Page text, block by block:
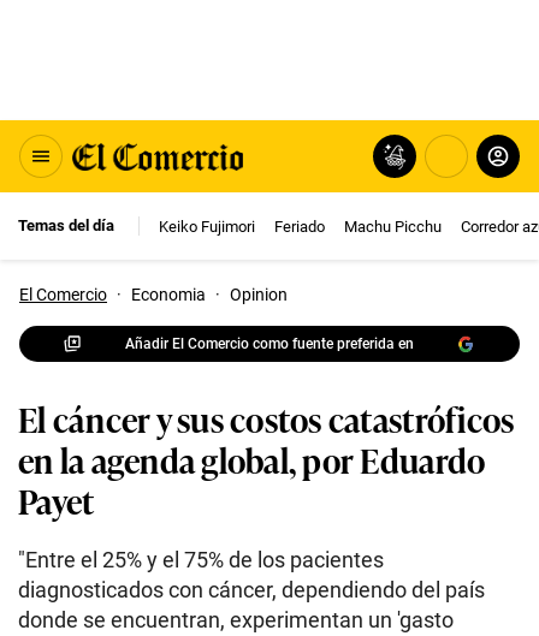
Temas del día Keiko Fujimori Feriado Machu Picchu Corredor
El Comercio · Economia · Opinion
Añadir El Comercio como fuente preferida en
El cáncer y sus costos catastróficos
en la agenda global, por Eduardo
Payet
"Entre el 25% y el 75% de los pacientes
diagnosticados con cáncer, dependiendo del país
donde se encuentran, experimentan un 'gasto